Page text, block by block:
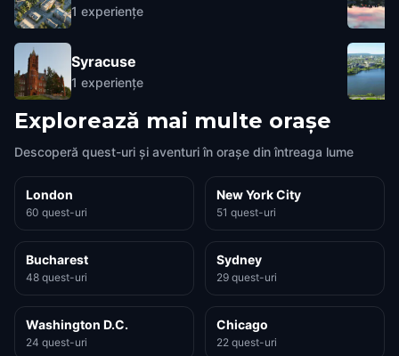
1 experiențe
Syracuse
1 experiențe
Explorează mai multe orașe
Descoperă quest-uri și aventuri în orașe din întreaga lume
London
60 quest-uri
New York City
51 quest-uri
Bucharest
48 quest-uri
Sydney
29 quest-uri
Washington D.C.
24 quest-uri
Chicago
22 quest-uri